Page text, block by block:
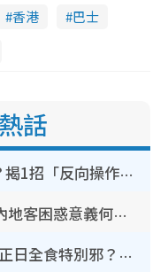
香港
巴士
話
WhatsApp預設貼圖點刪？揭1招「反向操作」還原簡潔介面 附3步實測教學
香港山邊鐵閘邊門大開？內地客困惑意義何在！網民神回覆：呢種叫法理性防禦
鬼門開2026｜農曆七月撞正日全食特別邪？專家警告切忌做一事！揭4大禁忌+2招保平安